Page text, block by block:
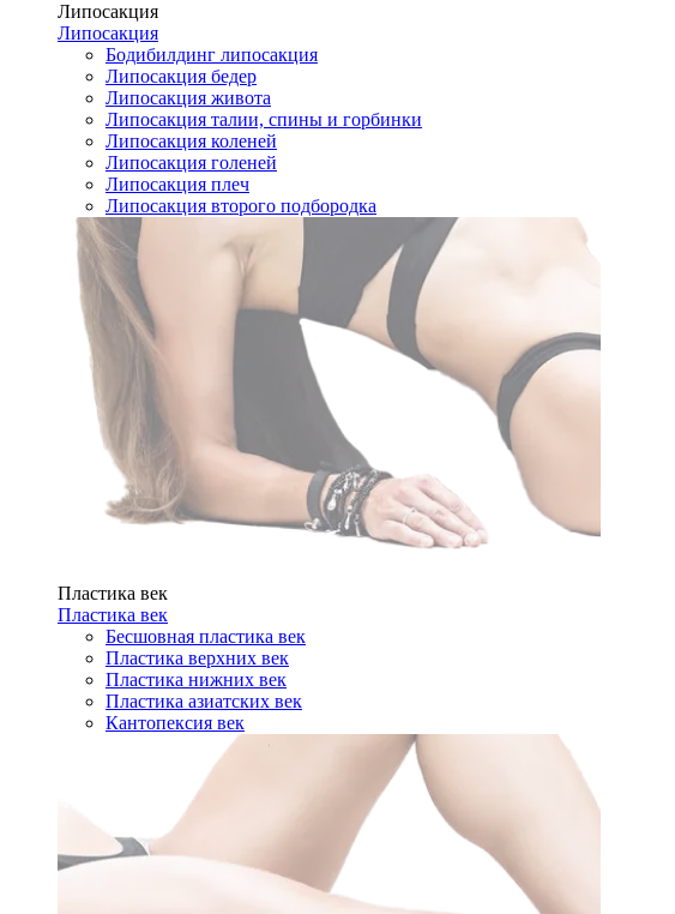
Липосакция
Липосакция
Бодибилдинг липосакция
Липосакция бедер
Липосакция живота
Липосакция талии, спины и горбинки
Липосакция коленей
Липосакция голеней
Липосакция плеч
Липосакция второго подбородка
Пластика век
Пластика век
Бесшовная пластика век
Пластика верхних век
Пластика нижних век
Пластика азиатских век
Кантопексия век